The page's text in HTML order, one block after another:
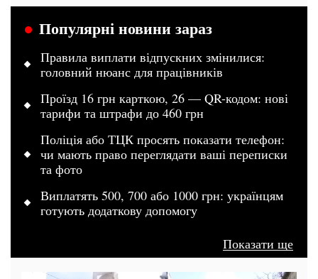
Популярні новини зараз
Правила виплати відпускних змінилися:
головний нюанс для працівників
Проїзд 16 грн карткою, 26 — QR-кодом: нові
тарифи та штрафи до 460 грн
Поліція або ТЦК просять показати телефон:
чи мають право переглядати ваші переписки
та фото
Виплатять 500, 700 або 1000 грн: українцям
готують додаткову допомогу
Показати ще